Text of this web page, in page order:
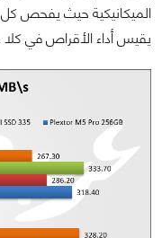
الميكانيكية حيث يفحص كل
يقيس أداء الأقراص في كلا